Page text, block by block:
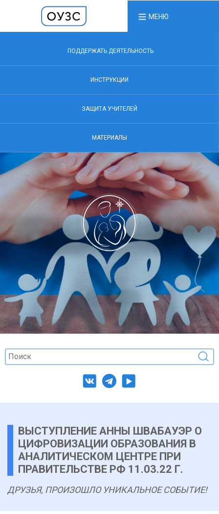
МЕНЮ
ПОДДЕРЖАТЬ ДЕЯТЕЛЬНОСТЬ
ИНСТРУКЦИИ
ЗАЩИТА УЧИТЕЛЕЙ
МАТЕРИАЛЫ
ВЫСТУПЛЕНИЕ АННЫ ШВАБАУЭР О
ЦИФРОВИЗАЦИИ ОБРАЗОВАНИЯ В
АНАЛИТИЧЕСКОМ ЦЕНТРЕ ПРИ
ПРАВИТЕЛЬСТВЕ РФ 11.03.22 Г.
ДРУЗЬЯ, ПРОИЗОШЛО УНИКАЛЬНОЕ СОБЫТИЕ!